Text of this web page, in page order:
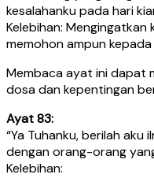
kesalahanku pada hari
Kelebihan:
memohon ampun kepada
Membaca ayat ini dapat
dosa dan kepentingan
Ayat 83:
“Ya Tuhanku, berilah aku
dengan orang-orang
Kelebihan: